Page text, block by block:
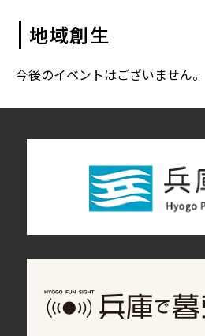
地域創生
今後のイベントはございません。